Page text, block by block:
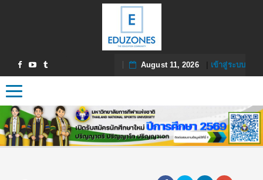
August 11, 2026| เข้าสู่ระบบ
Toggle navigation